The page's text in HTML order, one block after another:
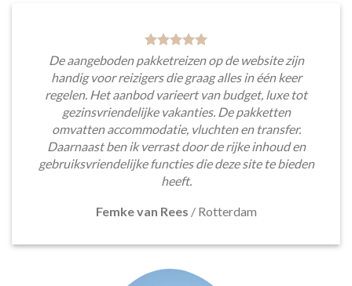
De aangeboden pakketreizen op de website zijn
handig voor reizigers die graag alles in één keer
regelen. Het aanbod varieert van budget, luxe tot
gezinsvriendelijke vakanties. De pakketten
omvatten accommodatie, vluchten en transfer.
Daarnaast ben ik verrast door de rijke inhoud en
gebruiksvriendelijke functies die deze site te bieden
heeft.
Femke van Rees / Rotterdam